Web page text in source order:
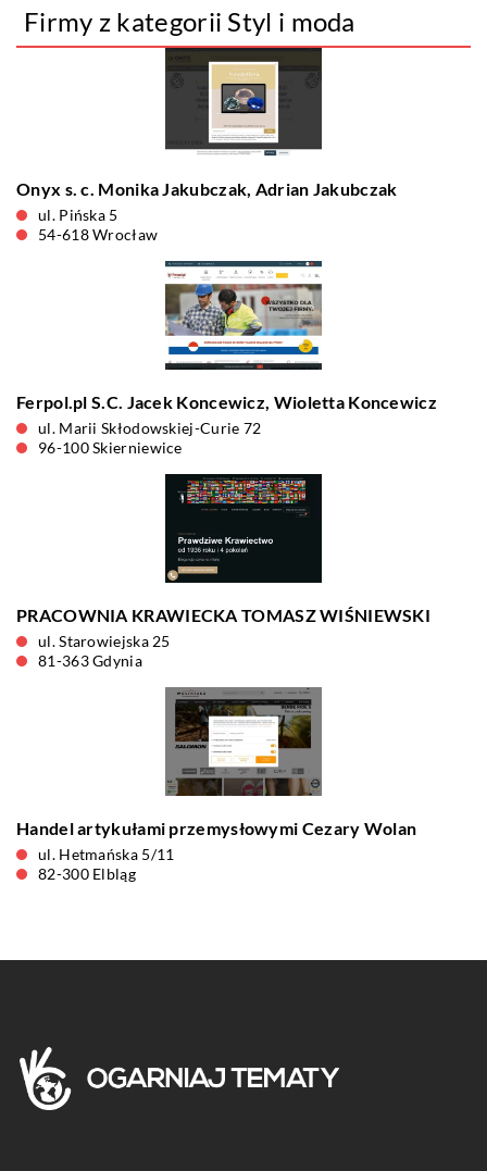
Firmy z kategorii Styl i moda
Onyx s. c. Monika Jakubczak, Adrian Jakubczak
ul. Pińska 5
54-618 Wrocław
Ferpol.pl S.C. Jacek Koncewicz, Wioletta Koncewicz
ul. Marii Skłodowskiej-Curie 72
96-100 Skierniewice
PRACOWNIA KRAWIECKA TOMASZ WIŚNIEWSKI
ul. Starowiejska 25
81-363 Gdynia
Handel artykułami przemysłowymi Cezary Wolan
ul. Hetmańska 5/11
82-300 Elbląg